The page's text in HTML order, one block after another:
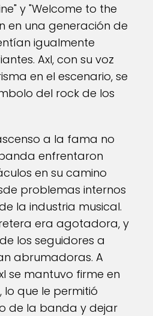
y "Welcome to the
en una generación de
igualmente
Axl, con su voz
en el escenario, se
del rock de los
a la fama no
enfrentaron
en su camino
problemas internos
la industria musical.
era agotadora, y
los seguidores a
abrumadoras. A
se mantuvo firme en
lo que le permitió
de la banda y dejar